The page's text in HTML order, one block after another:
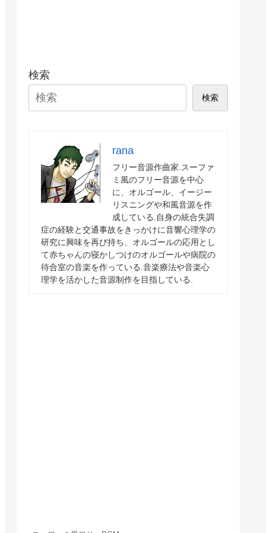
検索
検索
rana
フリー音源作曲家.スーファ
ミ風のフリー音源を中心
に、オルゴール、イージー
リスニングや和風音源を作
成している.自身の統合失調
症の経験と交通事故をきっかけに音響心理学の
研究に興味を再び持ち、オルゴールの応用とし
て赤ちゃんの寝かしつけのオルゴールや病院の
待合室の音楽を作っている.音楽療法や音楽心
理学を活かした音源制作を目指している.